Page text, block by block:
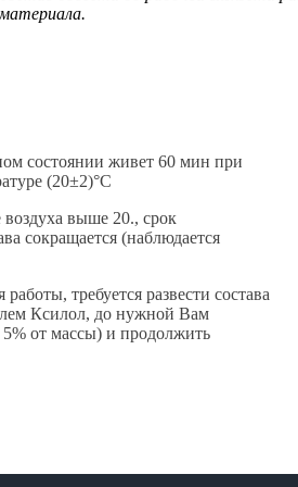
живет 60 мин при
(20±2)°С
выше 20., срок
сокращается (наблюдается
требуется развести состава
Ксилол, до нужной Вам
от массы) и продолжить